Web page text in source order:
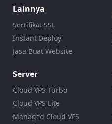
Lainnya
Sertifikat SSL
Instant Deploy
Jasa Buat Website
Server
Cloud VPS Turbo
Cloud VPS Lite
Managed Cloud VPS